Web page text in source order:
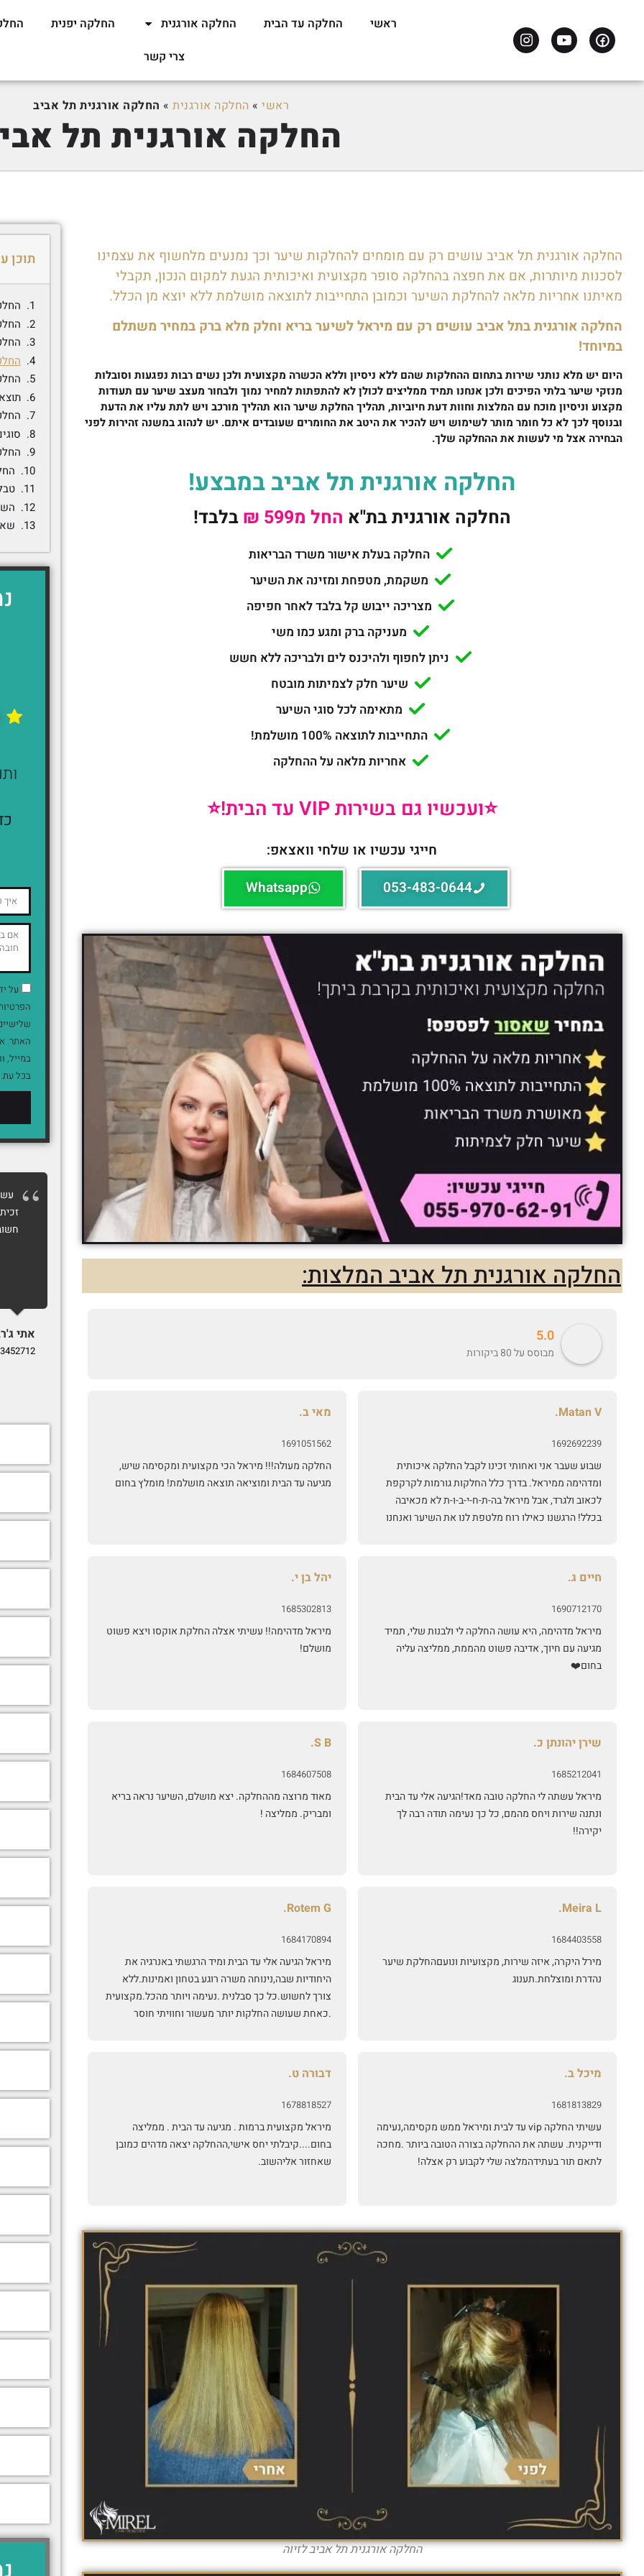
ראשי החלקה עד הבית החלקה אורגנית החלקה יפנית
צרי קשר
ראשי » החלקה אורגנית » החלקה אורגנית תל אביב
החלקה אורגנית תל
החלקה אורגנית תל אביב עושים רק עם מומחים להחלקות שיער וכך נמנעים מלחשוף את עצמינו
לסכנות מיותרות, אם את חפצה בהחלקה סופר מקצועית ואיכותית הגעת למקום הנכון, תקבלי
מאיתנו אחריות מלאה להחלקת השיער וכמובן התחייבות לתוצאה מושלמת ללא יוצא מן הכלל.
החלקה אורגנית בתל אביב עושים רק עם מיראל לשיער בריא וחלק מלא ברק במחיר משתלם
במיוחד!
היום יש מלא נותני שירות בתחום ההחלקות שהם ללא ניסיון וללא הכשרה מקצועית ולכן נשים רבות נפגעות וסובלות
מנזקי שיער בלתי הפיכים ולכן אנחנו תמיד ממליצים לכולן לא להתפתות למחיר נמוך ולבחור מעצב שיער עם תעודות
מקצוע וניסיון מוכח עם המלצות וחוות דעת חיוביות, תהליך החלקת שיער הוא תהליך מורכב ויש לתת עליו את הדעת
ובנוסף לכך לא כל חומר מותר לשימוש ויש להכיר את היטב את החומרים שעובדים איתם. יש לנהוג במשנה זהירות לפני
הבחירה אצל מי לעשות את ההחלקה שלך.
החלקה אורגנית תל אביב במבצע!
החלקה אורגנית בת"א החל מ599 ₪ בלבד!
החלקה בעלת אישור משרד הבריאות
משקמת, מטפחת ומזינה את השיער
מצריכה ייבוש קל בלבד לאחר חפיפה
מעניקה ברק ומגע כמו משי
ניתן לחפוף ולהיכנס לים ולבריכה ללא חשש
שיער חלק לצמיתות מובטח
מתאימה לכל סוגי השיער
התחייבות לתוצאה 100% מושלמת!
אחריות מלאה על ההחלקה
⭐️ועכשיו גם בשירות VIP עד הבית!⭐️
חייגי עכשיו או שלחי וואצאפ:
053-483-0644
Whatsapp
החלקה אורגנית תל אביב המלצות:
5.0
מבוסס על 80 ביקורות
Matan V.
1692692239
שבוע שעבר אני ואחותי זכינו לקבל החלקה איכותית
ומדהימה ממיראל. בדרך כלל החלקות גורמות לקרקפת
לכאוב ולגרד, אבל מיראל בה-ת-ח-י-ב-ו-ת לא מכאיבה
בכלל! הרגשנו כאילו רוח מלטפת לנו את השיער ואנחנו
תהיי מרוצה. שווה כל שקל! 🙂
מאי ב.
1691051562
החלקה מעולה!!! מיראל הכי מקצועית ומקסימה שיש,
מגיעה עד הבית ומוציאה תוצאה מושלמת! מומלץ בחום
חיים ג.
1690712170
מיראל מדהימה, היא עושה החלקה לי ולבנות שלי, תמיד
מגיעה עם חיוך, אדיבה פשוט מהממת, ממליצה עליה
בחום❤️
יהל בן י.
1685302813
מיראל מדהימה!! עשיתי אצלה החלקת אוקסו ויצא פשוט
מושלם!
שירן יהונתן כ.
1685212041
מיראל עשתה לי החלקה טובה מאד!הגיעה אלי עד הבית
ונתנה שירות ויחס מהמם, כל כך נעימה תודה רבה לך
יקירה!!
S B.
1684607508
מאוד מרוצה מההחלקה. יצא מושלם, השיער נראה בריא
ומבריק. ממליצה !
Meira L.
1684403558
מירל היקרה, איזה שירות, מקצועיות ונועםהחלקת שיער
נהדרת ומוצלחת.תענוג
Rotem G.
1684170894
מיראל הגיעה אלי עד הבית ומיד הרגשתי באנרגיה את
היחודיות שבה,נינוחה משרה רוגע בטחון ואמינות.ללא
צורך לחשוש.כל כך סבלנית .נעימה ויותר מהכל.מקצועית
.כאחת שעושה החלקות יותר מעשור וחוויתי חוסר
כדי להתסכן😊🙏❤️
מיכל ב.
1681813829
עשיתי החלקה vip עד לבית ומיראל ממש מקסימה,נעימה
ודייקנית. עשתה את ההחלקה בצורה הטובה ביותר .מחכה
לתאם תור בעתידהמלצה שלי לקבוע רק אצלה!
דבורה ט.
1678818527
מיראל מקצועית ברמות . מגיעה עד הבית . ממליצה
בחום....קיבלתי יחס אישי,ההחלקה יצאה מדהים כמובן
שאחזור אליהשוב.
החלקה אורגנית תל אביב לזיוה
תוכן
על
האתר.
בכל עת.
אתי